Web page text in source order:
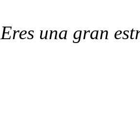
Eres una gran